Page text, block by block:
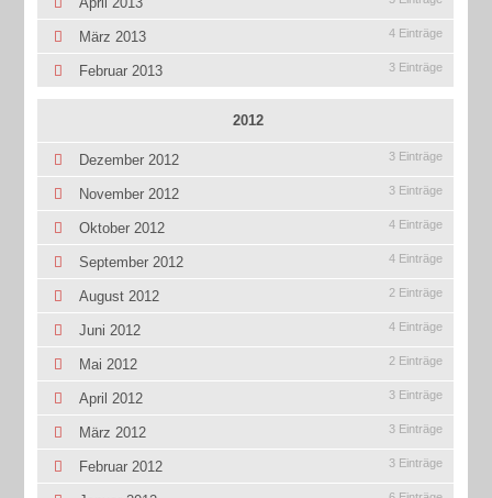
März 2013 4 Einträge
Februar 2013 3 Einträge
2012
Dezember 2012 3 Einträge
November 2012 3 Einträge
Oktober 2012 4 Einträge
September 2012 4 Einträge
August 2012 2 Einträge
Juni 2012 4 Einträge
Mai 2012 2 Einträge
April 2012 3 Einträge
März 2012 3 Einträge
Februar 2012 3 Einträge